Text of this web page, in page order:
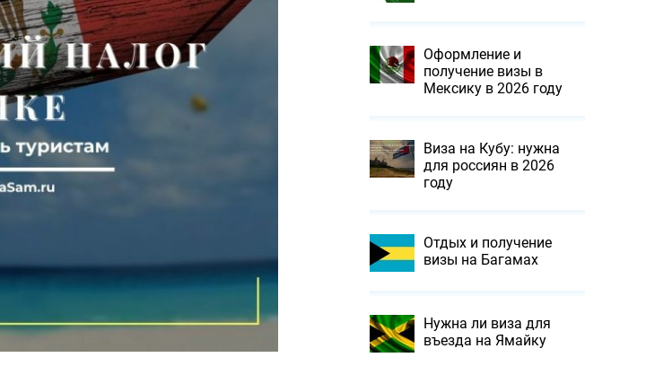
Оформление и
получение визы в
Мексику в 2026 году
Виза на Кубу: нужна
для россиян в 2026
году
Отдых и получение
визы на Багамах
Нужна ли виза для
въезда на Ямайку